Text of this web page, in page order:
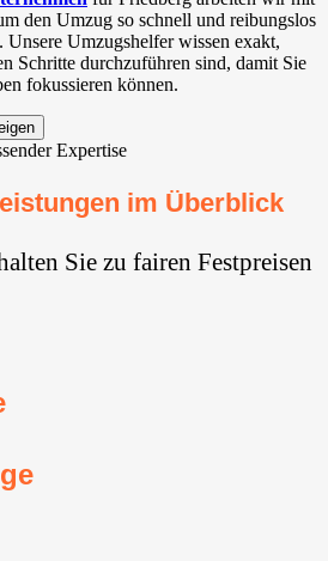
den Umzug so schnell und reibungslos
Umzugshelfer wissen exakt,
Schritte durchzuführen sind, damit Sie
fokussieren können.
im Überblick
Sie zu fairen Festpreisen